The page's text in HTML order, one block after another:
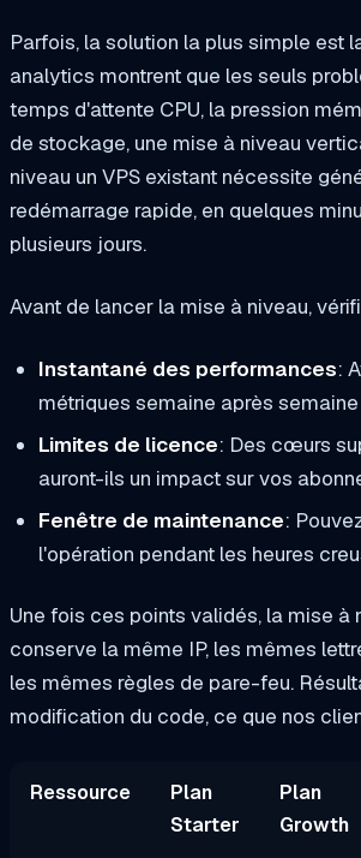
Parfois, la solution la plus simple est
analytics montrent que les seuls
temps d'attente CPU, la pression
de stockage, une mise à niveau
niveau un VPS existant nécessite
redémarrage rapide, en quelques
plusieurs jours.
Avant de lancer la mise à niveau,
Instantané des performances:
métriques semaine après
Limites de licence: Des cœurs
auront-ils un impact sur vos
Fenêtre de maintenance:
l'opération pendant les heures
Une fois ces points validés, la mise à
conserve la même IP, les mêmes
les mêmes règles de pare-feu.
modification du code, ce que nos
Ressource
Plan
Starter
Plan
Growth